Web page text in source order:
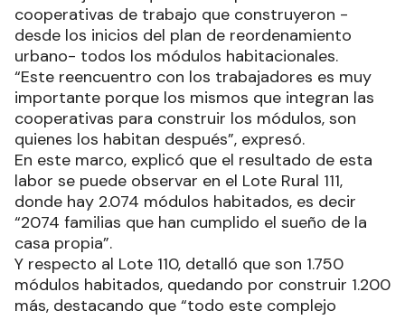
cooperativas de trabajo que construyeron -
desde los inicios del plan de reordenamiento
urbano- todos los módulos habitacionales.
“Este reencuentro con los trabajadores es muy
importante porque los mismos que integran las
cooperativas para construir los módulos, son
quienes los habitan después”, expresó.
En este marco, explicó que el resultado de esta
labor se puede observar en el Lote Rural 111,
donde hay 2.074 módulos habitados, es decir
“2074 familias que han cumplido el sueño de la
casa propia”.
Y respecto al Lote 110, detalló que son 1.750
módulos habitados, quedando por construir 1.200
más, destacando que “todo este complejo